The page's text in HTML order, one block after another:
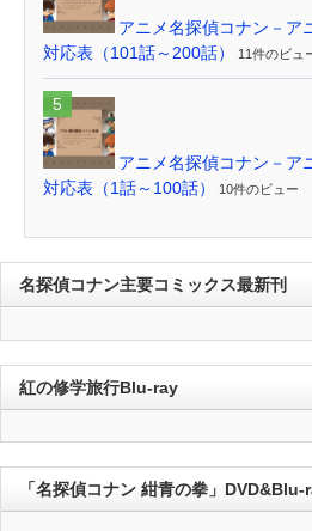
アニメ名探偵コナン－ア
対応表（101話～200話）
11件のビュ
アニメ名探偵コナン－ア
対応表（1話～100話）
10件のビュー
名探偵コナン主要コミックス最新刊
紅の修学旅行Blu-ray
「名探偵コナン 紺青の拳」DVD&Blu-